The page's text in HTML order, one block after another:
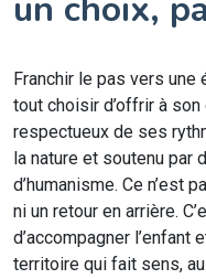
Franchir le pas vers une
tout choisir d’offrir à
respectueux de ses
la nature et soutenu par
d’humanisme. Ce n’est
ni un retour en arrière.
d’accompagner l’enfant
territoire qui fait sens,